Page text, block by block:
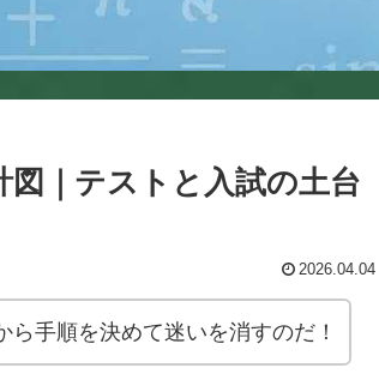
｜テストと入試の土台
2026.04.04
手順を決めて迷いを消すのだ！